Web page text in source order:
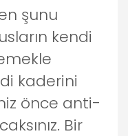
şunu
kendi
kaderini
önce anti-
Bir